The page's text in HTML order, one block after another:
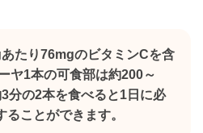
たり76mgのビタミンCを含
ヤ1本の可食部は約200～
分の2本を食べると1日に必
ことができます。